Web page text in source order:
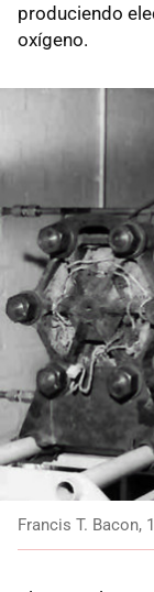
produciendo
oxígeno.
Francis T. Bacon,